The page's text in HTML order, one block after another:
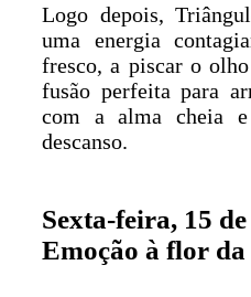
Logo depois,
uma energia
fresco, a piscar o
fusão perfeita para
com a alma cheia
descanso.
Sexta-feira, 15
Emoção à flor da